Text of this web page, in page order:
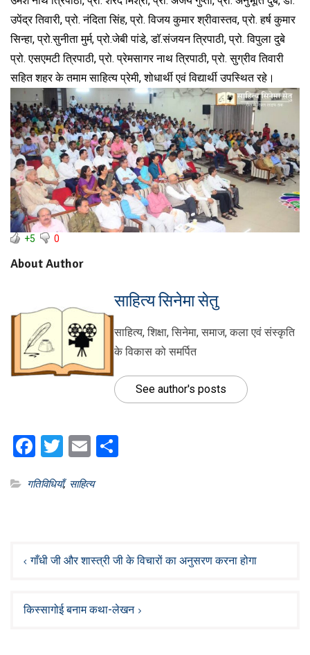
उपेंद्र तिवारी, प्रो. नंदिता सिंह, प्रो. विजय कुमार श्रीवास्तव, प्रो. हर्ष कुमार
सिन्हा, प्रो.सुनीता मुर्म, प्रो.जेबी पांडे, डॉ.संजयन त्रिपाठी, प्रो. विपुला दुबे
प्रो. एसएमटी त्रिपाठी, प्रो. प्रेमसागर नाथ त्रिपाठी, प्रो. सुग्रीव तिवारी
सहित शहर के तमाम साहित्य प्रेमी, शोधार्थी एवं विद्यार्थी उपस्थित रहे।
+5 0
About Author
साहित्य सिनेमा सेतु
साहित्य, शिक्षा, सिनेमा, समाज, कला एवं संस्कृति
के विकास को समर्पित
See author's posts
Facebook
Twitter
Email
गतिविधियाँ, साहित्य
navigation
गाँधी जी और शास्त्री जी के विचारों का अनुसरण करना होगा
किस्सागोई बनाम कथा-लेखन